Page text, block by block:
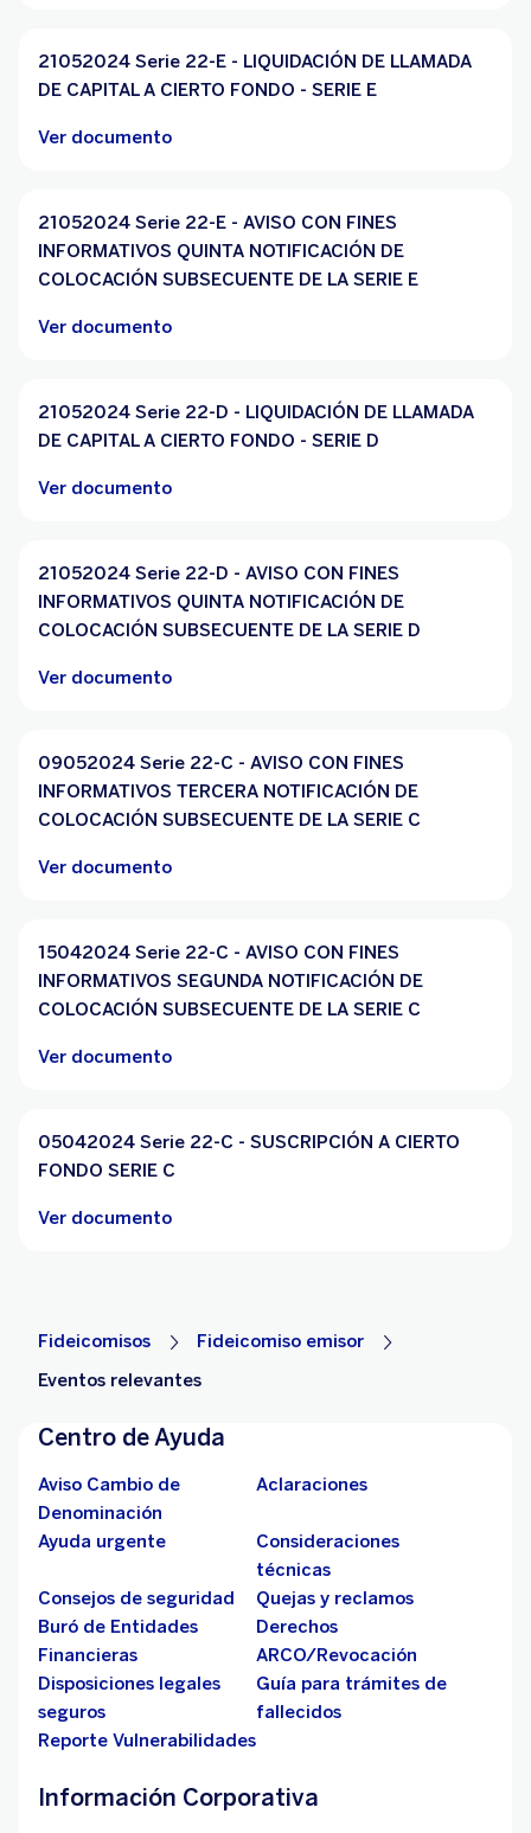
21052024 Serie 22-E - LIQUIDACIÓN DE LLAMADA
DE CAPITAL A CIERTO FONDO - SERIE E
Ver documento
21052024 Serie 22-E - AVISO CON FINES
INFORMATIVOS QUINTA NOTIFICACIÓN DE
COLOCACIÓN SUBSECUENTE DE LA SERIE E
Ver documento
21052024 Serie 22-D - LIQUIDACIÓN DE LLAMADA
DE CAPITAL A CIERTO FONDO - SERIE D
Ver documento
21052024 Serie 22-D - AVISO CON FINES
INFORMATIVOS QUINTA NOTIFICACIÓN DE
COLOCACIÓN SUBSECUENTE DE LA SERIE D
Ver documento
09052024 Serie 22-C - AVISO CON FINES
INFORMATIVOS TERCERA NOTIFICACIÓN DE
COLOCACIÓN SUBSECUENTE DE LA SERIE C
Ver documento
15042024 Serie 22-C - AVISO CON FINES
INFORMATIVOS SEGUNDA NOTIFICACIÓN DE
COLOCACIÓN SUBSECUENTE DE LA SERIE C
Ver documento
05042024 Serie 22-C - SUSCRIPCIÓN A CIERTO
FONDO SERIE C
Ver documento
Fideicomisos
Fideicomiso emisor
Eventos relevantes
Centro de Ayuda
Aviso Cambio de
Denominación
Aclaraciones
Ayuda urgente
Consideraciones
técnicas
Consejos de seguridad
Quejas y reclamos
Buró de Entidades
Financieras
Derechos
ARCO/Revocación
Disposiciones legales
seguros
Guía para trámites de
fallecidos
Reporte Vulnerabilidades
Información Corporativa